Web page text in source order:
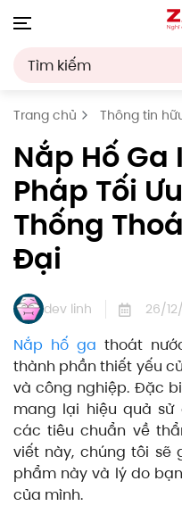
Trang chủ Thông tin
Pháp Tối Ưu Cho Hệ
Nắp Hố Ga
Pháp Tối
Thống
Đại
dev linh 26/
Nắp hố ga thoát
thành phần thiết yếu
và công nghiệp. Đặc
mang lại hiệu quả
các tiêu chuẩn về
viết này, chúng tôi sẽ
phẩm này và lý do
của mình.